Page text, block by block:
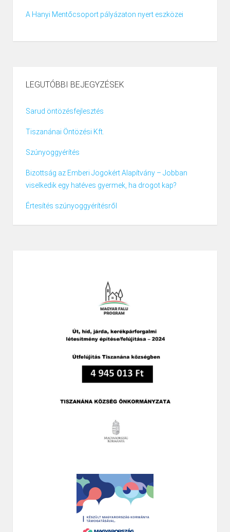
A Hanyi Mentőcsoport pályázaton nyert eszközei
LEGUTÓBBI BEJEGYZÉSEK
Sarud öntözésfejlesztés
Tiszanánai Öntözési Kft.
Szúnyoggyérítés
Bizottság az Emberi Jogokért Alapítvány – Jobban
viselkedik egy hatéves gyermek, ha drogot kap?
Értesítés szúnyoggyérítésről